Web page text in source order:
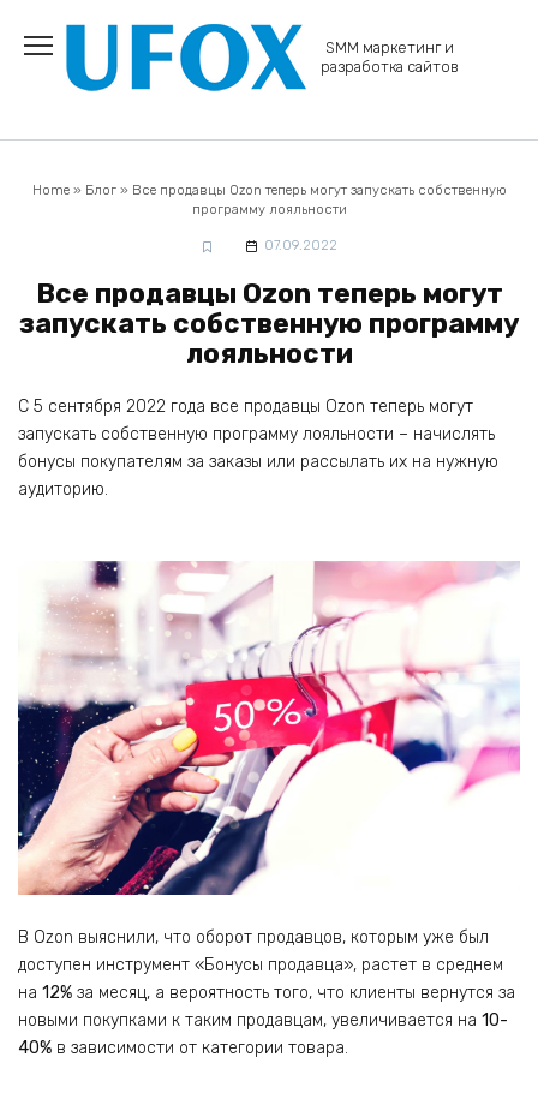
содержанию
SMM маркетинг и
разработка сайтов
Home» Блог» Все продавцы Ozon теперь могут запускать собственную
программу лояльности
07.09.2022
Все продавцы Ozon теперь могут
запускать собственную программу
лояльности
С 5 сентября 2022 года все продавцы Ozon теперь могут
запускать собственную программу лояльности – начислять
бонусы покупателям за заказы или рассылать их на нужную
аудиторию.
В Ozon выяснили, что оборот продавцов, которым уже был
доступен инструмент «Бонусы продавца», растет в среднем
на 12% за месяц, а вероятность того, что клиенты вернутся за
новыми покупками к таким продавцам, увеличивается на 10-
40% в зависимости от категории товара.